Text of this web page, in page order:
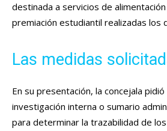
destinada a servicios de
premiación estudiantil realizadas los
Las medidas
En su presentación, la concejala
investigación interna o sumario
para determinar la trazabilidad de